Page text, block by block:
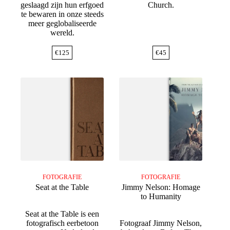
geslaagd zijn hun erfgoed
te bewaren in onze steeds
meer geglobaliseerde
wereld.
€125
Church.
€45
FOTOGRAFIE
Seat at the Table
Seat at the Table is een
fotografisch eerbetoon
FOTOGRAFIE
Jimmy Nelson: Homage
to Humanity
Fotograaf Jimmy Nelson,